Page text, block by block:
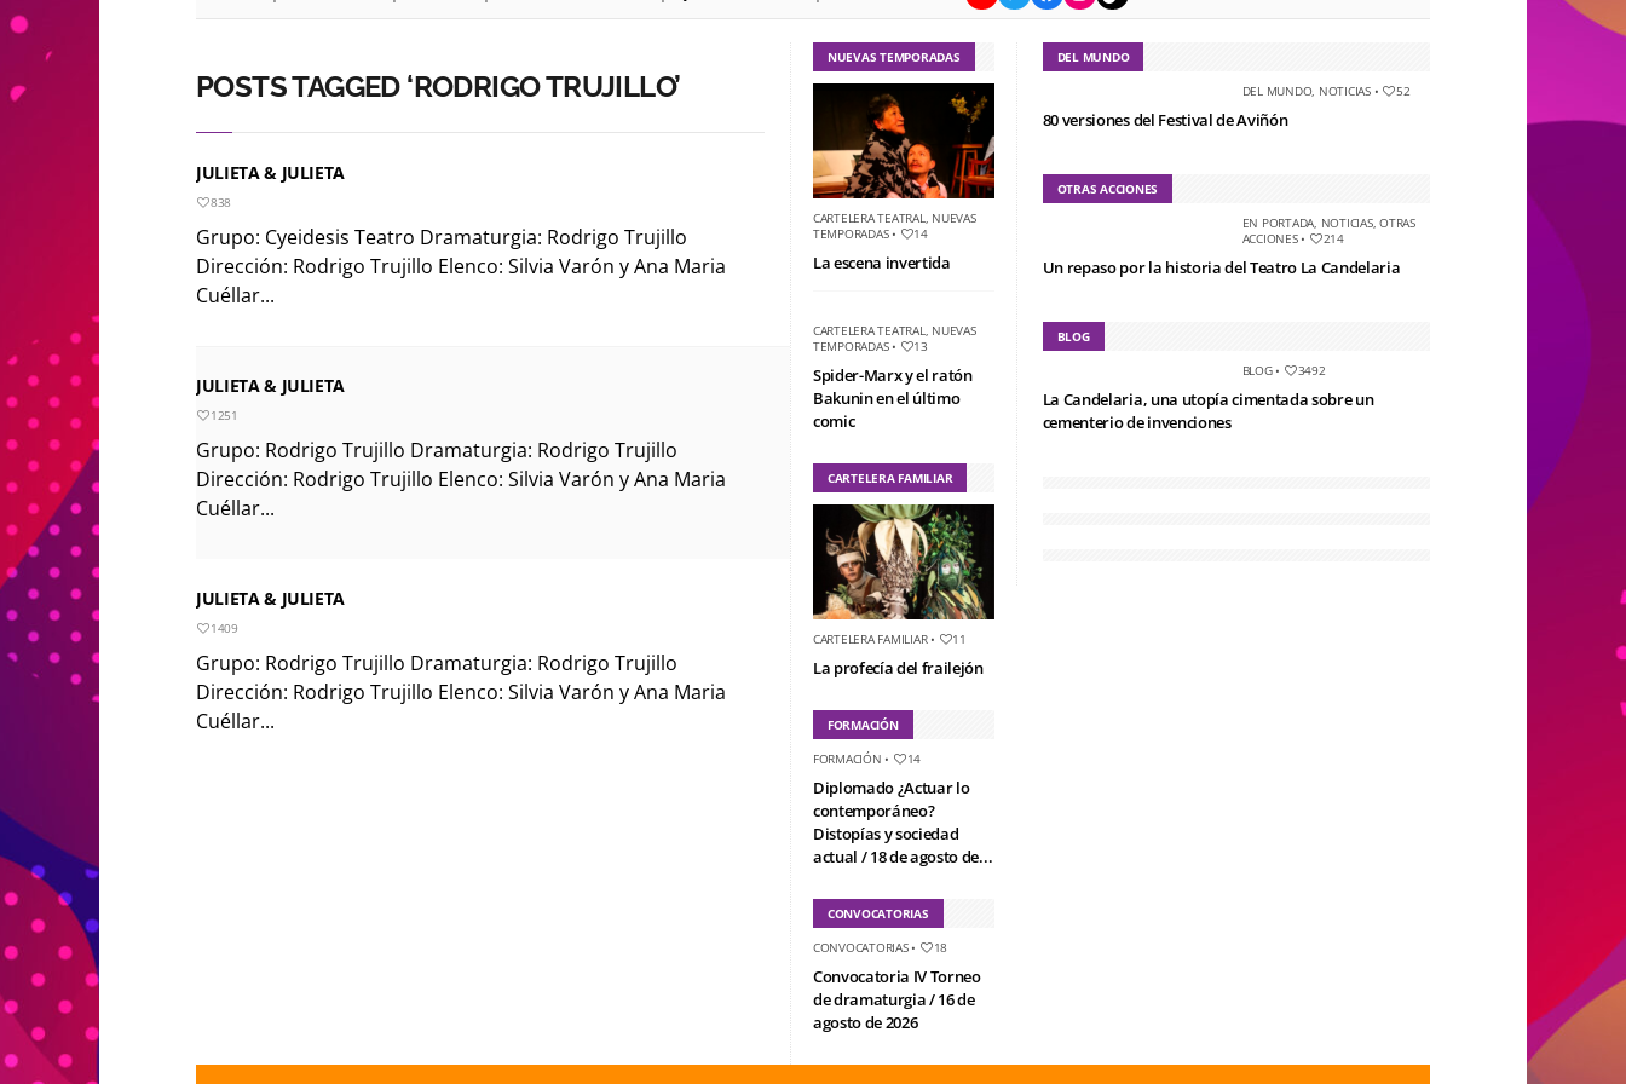
POSTS TAGGED ‘RODRIGO TRUJILLO’
JULIETA & JULIETA
838
Grupo: Cyeidesis Teatro Dramaturgia: Rodrigo Trujillo
Dirección: Rodrigo Trujillo Elenco: Silvia Varón y Ana Maria
Cuéllar...
JULIETA & JULIETA
1251
Grupo: Rodrigo Trujillo Dramaturgia: Rodrigo Trujillo
Dirección: Rodrigo Trujillo Elenco: Silvia Varón y Ana Maria
Cuéllar...
JULIETA & JULIETA
1409
Grupo: Rodrigo Trujillo Dramaturgia: Rodrigo Trujillo
Dirección: Rodrigo Trujillo Elenco: Silvia Varón y Ana Maria
Cuéllar...
NUEVAS TEMPORADAS
CARTELERA TEATRAL, NUEVAS
TEMPORADAS• 14
La escena invertida
CARTELERA TEATRAL, NUEVAS
TEMPORADAS• 13
Spider-Marx y el ratón
Bakunin en el último
comic
CARTELERA FAMILIAR
CARTELERA FAMILIAR• 11
La profecía del frailejón
FORMACIÓN
FORMACIÓN • 14
Diplomado ¿Actuar lo
contemporáneo?
Distopías y sociedad
actual / 18 de agosto de...
CONVOCATORIAS
CONVOCATORIAS• 18
Convocatoria IV Torneo
de dramaturgia / 16 de
agosto de 2026
DEL MUNDO
DEL MUNDO, NOTICIAS• 52
80 versiones del Festival de Aviñón
OTRAS ACCIONES
EN PORTADA, NOTICIAS,OTRAS
ACCIONES• 214
Un repaso por la historia del Teatro La Candelaria
BLOG
BLOG• 3492
La Candelaria, una utopía cimentada sobre un
cementerio de invenciones